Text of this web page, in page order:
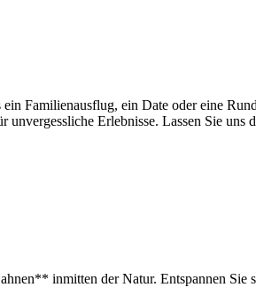
Familienausflug, ein Date oder eine
Erlebnisse. Lassen Sie uns
inmitten der Natur. Entspannen